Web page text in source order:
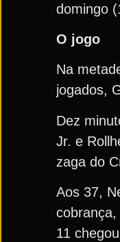
domingo
O jogo
Na
jogados,
Dez
Jr. e
zaga do
Aos 37,
11